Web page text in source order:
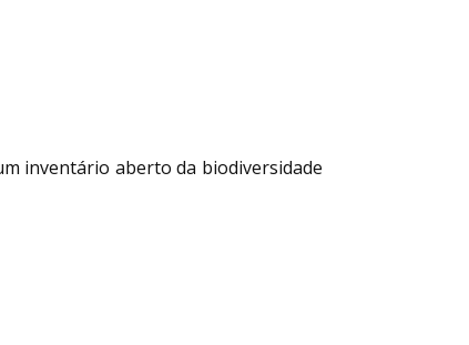
inventário aberto da biodiversidade